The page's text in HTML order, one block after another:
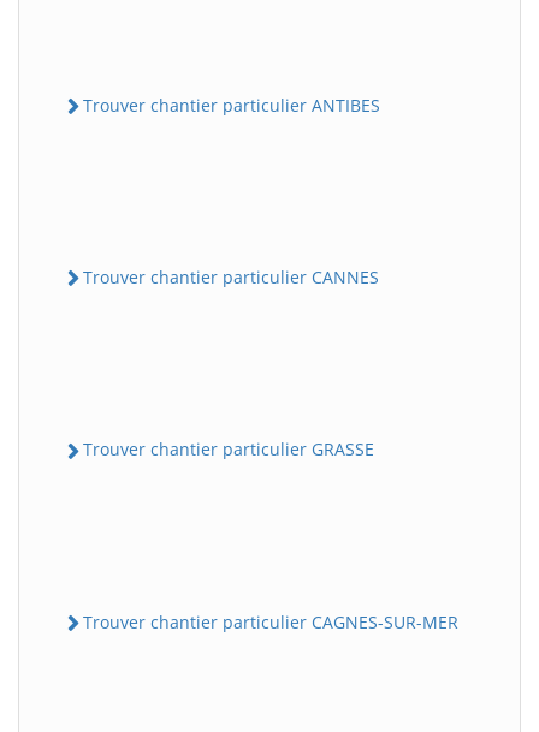
Trouver chantier particulier ANTIBES
Trouver chantier particulier CANNES
Trouver chantier particulier GRASSE
Trouver chantier particulier CAGNES-SUR-MER